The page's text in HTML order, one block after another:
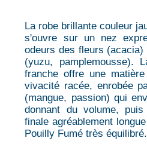
La robe brillante couleur
s'ouvre sur un nez
odeurs des fleurs
(yuzu, pamplemousse).
franche offre une
vivacité racée, enrobée
(mangue, passion) qui
donnant du volume,
finale agréablement
Pouilly Fumé très équilibré.